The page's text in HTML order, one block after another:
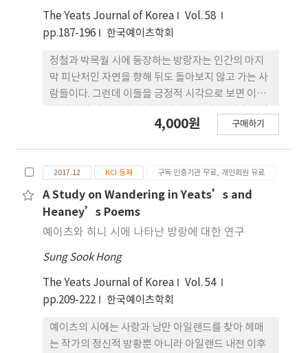
인 주인공 어쉰에게 시인 자신을 투영시켜 조국 독립
을 위한 민족의식을 고취시키려고 한 것이다. 예이츠
는 사회적으로 중요한 역할을 했던 고대 켈트족 음영
시인(바드)의 전통을 이어받아 용사이자 시인인 어쉰
의 묘사와 예를 통해 조국을 재 건설하고 민족적 자존
심을 되살리려고 시도하고 있다.
The Yeats Journal of Korea
Vol. 58
pp.187-196
한국예이츠학회
정철과 박목월 시에 등장하는 방랑자는 인간의 마지
막 피난처인 자연을 향해 뒤도 돌아보지 않고 가는 사
람들이다. 그런데 이들을 긍정적 시각으로 보면 이들
적 측면으로 보면 이들은 자신들의 정체와 방랑하는
자일 수 있다. 그러나 예이츠와 히니 시의 방랑자들은
그들이 누구인지 왜 방랑하고 있는지를 밝히고 저항
한다. 예이츠는 앵글로 아이리시 영웅으로의 저항 정
신을 그의 방랑 시에서 드러냈다. 이것은 자신을 오신,
데서도 증명될 수 있다. 이와 대조적으로 히니는 󰡔순
례의 섬󰡕이나 󰡔방황하는 스위니󰡕를 통해서 종교의
권위에 저항해 나락으로 떨어져 방랑해야만 했던 전
설의 순례자인 스위니와 자신을 동일시했다. 한편 한
국 시와 아일랜드 시에 등장한 방랑자들은 모두 예술
혼인 자유를 추구하는 공통점을 갖고 있다.
4,000원 구매하기
2017.12 KCI 등재 구독 인증기관 무료, 개인회원 유료
A Study on Wandering in Yeats’s and
Heaney’s Poems
예이츠와 히니 시에 나타난 방랑에 대한 연구
Sung Sook Hong
The Yeats Journal of Korea
Vol. 54
pp.209-222
한국예이츠학회
예이츠의 시에는 사랑과 낭만 아일랜드를 찾아 헤매
는 작가의 정신적 방황뿐 아니라 아일랜드 내전 이후